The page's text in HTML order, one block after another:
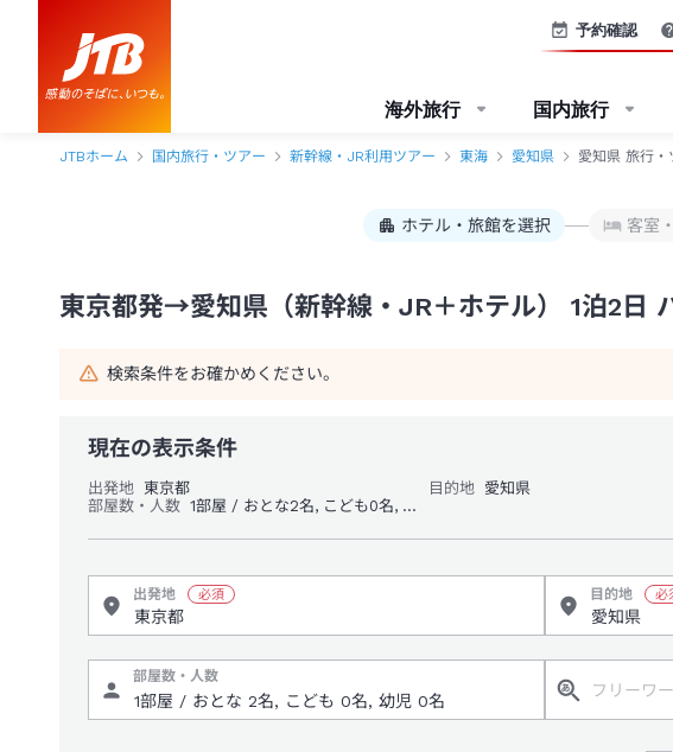
予約確認
海外旅行 国内旅行
JTBホーム 国内旅行・ツアー 新幹線・JR利用ツアー 東海 愛知県 愛知県 旅行・
ホテル・旅館を選択 客室
東京都発→愛知県（新幹線・JR＋ホテル） 1泊2日
検索条件をお確かめください。
現在の表示条件
出発地 東京都 目的地 愛知県
部屋数・人数
1部屋 / おとな2名, こども0名, 幼児0名
出発地 目的地
部屋数・人数